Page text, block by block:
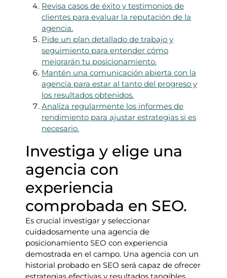
Revisa casos de éxito y testimonios de
clientes para evaluar la reputación de la
agencia.
Pide un plan detallado de trabajo y
seguimiento para entender cómo
mejorarán tu posicionamiento.
Mantén una comunicación abierta con la
agencia para estar al tanto del progreso y
los resultados obtenidos.
Analiza regularmente los informes de
rendimiento para ajustar estrategias si es
necesario.
Investiga y elige una
agencia con
experiencia
comprobada en SEO.
Es crucial investigar y seleccionar
cuidadosamente una agencia de
posicionamiento SEO con experiencia
demostrada en el campo. Una agencia con un
historial probado en SEO será capaz de ofrecer
estrategias efectivas y resultados tangibles